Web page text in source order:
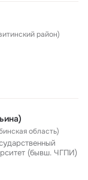
район)
область)
(бывш. ЧГПИ)